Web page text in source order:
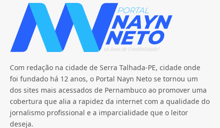
Com redação na cidade de Serra Talhada-PE, cidade onde
foi fundado há 12 anos, o Portal Nayn Neto se tornou um
dos sites mais acessados de Pernambuco ao promover uma
cobertura que alia a rapidez da internet com a qualidade do
jornalismo profissional e a imparcialidade que o leitor
deseja.